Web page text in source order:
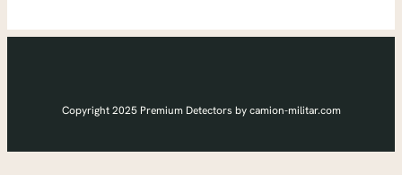
Copyright 2025 Premium Detectors by camion-militar.com